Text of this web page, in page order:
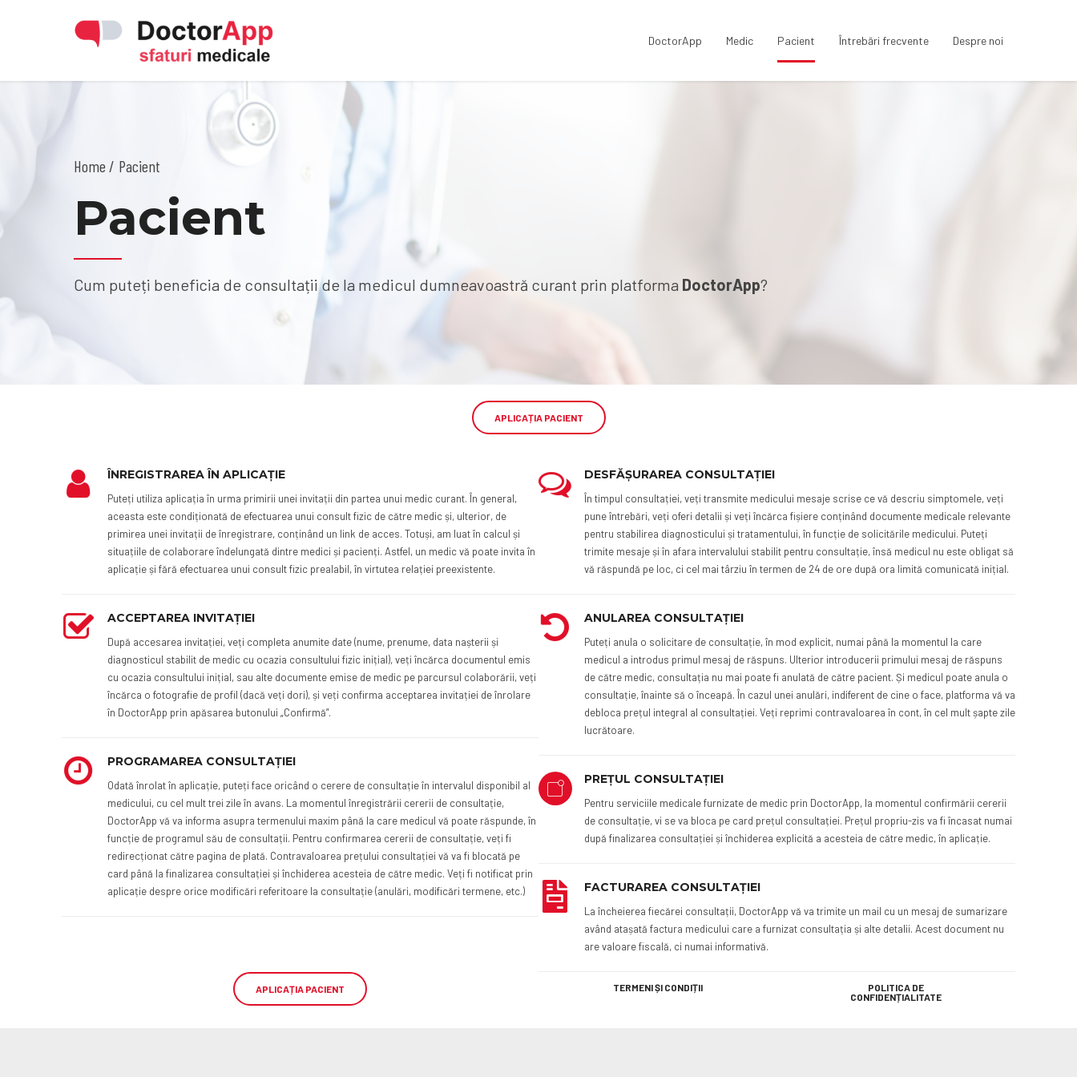
DoctorApp Medic Pacient Întrebări frecvente Despre noi
Home Pacient
Pacient
Cum puteți beneficia de consultații de la medicul dumneavoastră curant prin platforma DoctorApp?
APLICAȚIA PACIENT
ÎNREGISTRAREA ÎN APLICAȚIE
Puteți utiliza aplicația în urma primirii unei invitații din partea unui medic curant. În general,
aceasta este condiționată de efectuarea unui consult fizic de către medic și, ulterior, de
primirea unei invitații de înregistrare, conținând un link de acces. Totuși, am luat în calcul și
situațiile de colaborare îndelungată dintre medici și pacienți. Astfel, un medic vă poate invita în
aplicație și fără efectuarea unui consult fizic prealabil, în virtutea relației preexistente.
ACCEPTAREA INVITAȚIEI
După accesarea invitației, veți completa anumite date (nume, prenume, data nașterii și
diagnosticul stabilit de medic cu ocazia consultului fizic inițial), veți încărca documentul emis
cu ocazia consultului inițial, sau alte documente emise de medic pe parcursul colaborării, veți
încărca o fotografie de profil (dacă veți dori), și veți confirma acceptarea invitației de înrolare
în DoctorApp prin apăsarea butonului „Confirmă”.
PROGRAMAREA CONSULTAȚIEI
Odată înrolat în aplicație, puteți face oricând o cerere de consultație în intervalul disponibil al
medicului, cu cel mult trei zile în avans. La momentul înregistrării cererii de consultație,
DoctorApp vă va informa asupra termenului maxim până la care medicul vă poate răspunde, în
funcție de programul său de consultații. Pentru confirmarea cererii de consultație, veți fi
redirecționat către pagina de plată. Contravaloarea prețului consultației vă va fi blocată pe
card până la finalizarea consultației și închiderea acesteia de către medic. Veți fi notificat prin
aplicație despre orice modificări referitoare la consultație (anulări, modificări termene, etc.)
DESFĂȘURAREA CONSULTAȚIEI
În timpul consultației, veți transmite medicului mesaje scrise ce vă descriu simptomele, veți
pune întrebări, veți oferi detalii și veți încărca fișiere conținând documente medicale relevante
pentru stabilirea diagnosticului și tratamentului, în funcție de solicitările medicului. Puteți
trimite mesaje și în afara intervalului stabilit pentru consultație, însă medicul nu este obligat să
vă răspundă pe loc, ci cel mai târziu în termen de 24 de ore după ora limită comunicată inițial.
ANULAREA CONSULTAȚIEI
Puteți anula o solicitare de consultație, în mod explicit, numai până la momentul la care
medicul a introdus primul mesaj de răspuns. Ulterior introducerii primului mesaj de răspuns
de către medic, consultația nu mai poate fi anulată de către pacient. Și medicul poate anula o
consultație, înainte să o înceapă. În cazul unei anulări, indiferent de cine o face, platforma vă va
debloca prețul integral al consultației. Veți reprimi contravaloarea în cont, în cel mult șapte zile
lucrătoare.
PREȚUL CONSULTAȚIEI
Pentru serviciile medicale furnizate de medic prin DoctorApp, la momentul confirmării cererii
de consultație, vi se va bloca pe card prețul consultației. Prețul propriu-zis va fi încasat numai
după finalizarea consultației și închiderea explicită a acesteia de către medic, în aplicație.
FACTURAREA CONSULTAȚIEI
La încheierea fiecărei consultații, DoctorApp vă va trimite un mail cu un mesaj de sumarizare
având atașată factura medicului care a furnizat consultația și alte detalii. Acest document nu
are valoare fiscală, ci numai informativă.
APLICAȚIA PACIENT TERMENI ȘI CONDIȚII
POLITICA DE
CONFIDENȚIALITATE